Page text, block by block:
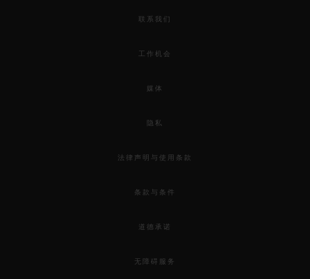
联系我们
工作机会
媒体
隐私
法律声明与使用条款
条款与条件
道德承诺
无障碍服务